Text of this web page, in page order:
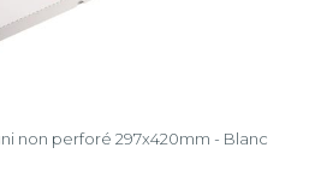
non perforé 297x420mm - Blanc